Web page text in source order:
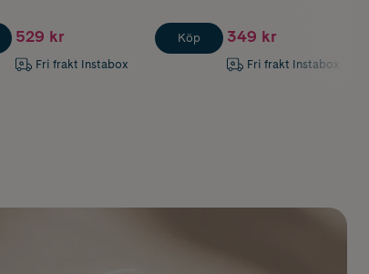
529 kr
Fri frakt Instabox
Köp 349 kr
Fri frakt Instabox